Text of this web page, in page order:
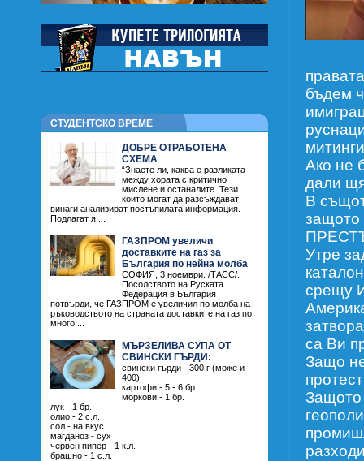
СТУДЕНТСКО ВРЕМЕ
ДОБРЕ ОТРАБОТЕНА
СХЕМА
“Знаете ли, каква е разликата ,
между хората с критично
мислене и останалите. Тези
които могат да разсъждават
винаги анализират постъпилата информация.
Подлагат я ...
ГАЗПРОМ увеличи
доставките на газ за
България по нейна молба
СОФИЯ, 3 ноември. /ТАСС/.
Посолството на Руската
Федерация в България
потвърди, че ГАЗПРОМ е увеличил по молба на
ръководството на страната доставките на газ по
много ...
МЪРЗЕЛИВА СУПА ОТ
СВИНСКИ ГЪРДИ:
свински гърди - 300 г (може и
400)
картофи - 5 - 6 бр.
моркови - 1 бр.
лук - 1 бр.
олио - 2 с.л.
сол - на вкус
магданоз - сух
червен пипер - 1 к.л.
брашно - 1 с.л.
бъдем
Ако не
дали
В
Утре
срещу
са Ви
Защо
Защото